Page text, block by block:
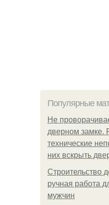
Популярные
Не
дверном замке.
технические
них вскрыть
Строительство
ручная работа
мужчин